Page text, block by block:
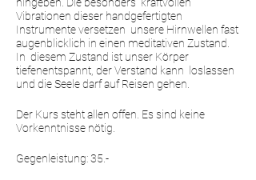
hingeben. Die besonders kraftvollen
Vibrationen dieser handgefertigten
Instrumente versetzen unsere Hirnwellen fast
augenblicklich in einen meditativen Zustand.
In diesem Zustand ist unser Körper
tiefenentspannt, der Verstand kann loslassen
und die Seele darf auf Reisen gehen.
Der Kurs steht allen offen. Es sind keine
Vorkenntnisse nötig.
Gegenleistung: 35.-